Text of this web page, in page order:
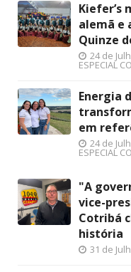
Kiefer’s
alemã e
Quinze
24 de
ESPECIAL
Energia
em
24 de
ESPECIAL
"A
vice-
Cotribá
história
31 de